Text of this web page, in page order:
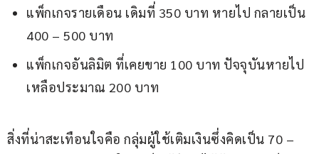
แพ็กเกจรายเดือน เดิมที่ 350 บาท หายไป กลายเป็น
400 – 500 บาท
แพ็กเกจอันลิมิต ที่เคยขาย 100 บาท ปัจจุบันหายไป
เหลือประมาณ 200 บาท
สิ่งที่น่าสะเทือนใจคือ กลุ่มผู้ใช้เติมเงินซึ่งคิดเป็น 70 –